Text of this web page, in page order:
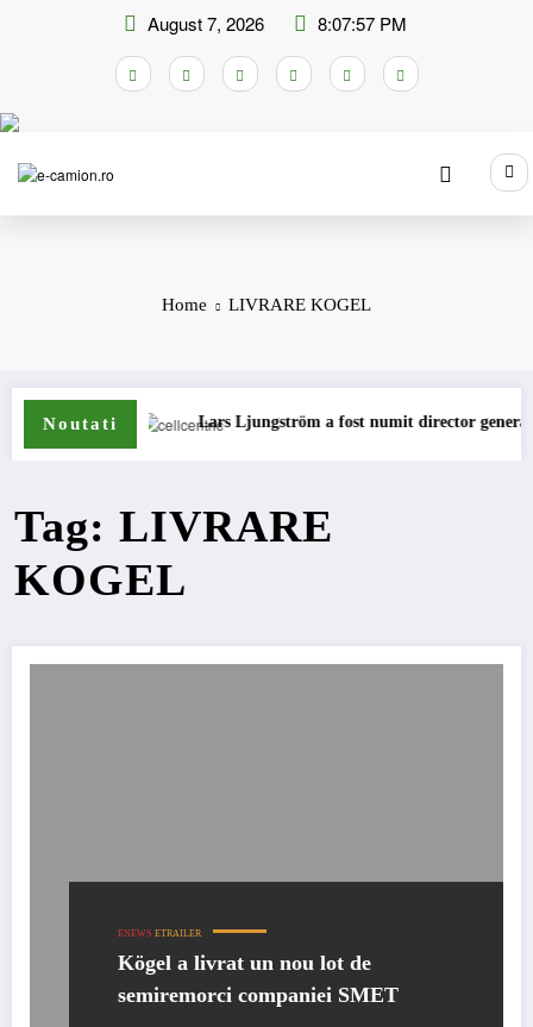
August 7, 2026 8:07:57 PM
Home LIVRARE KOGEL
Noutati Lars Ljungström a fost numit director general
Tag: LIVRARE
KOGEL
ENEWS ETRAILER
Kögel a livrat un nou lot de
semiremorci companiei SMET